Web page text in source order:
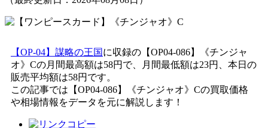
【OP-04】謀略の王国に収録の【OP04-086】《チンジャ
オ》Cの月間最高額は58円で、月間最低額は23円、本日の
販売平均額は58円です。
この記事では【OP04-086】《チンジャオ》Cの買取価格
や相場情報をデータを元に解説します！